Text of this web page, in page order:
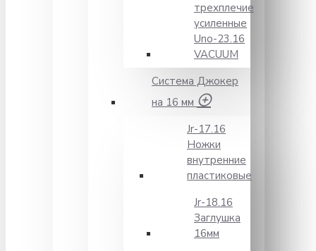
трехплечие
усиленные
Unо-23.16
VACUUM
Система Джокер
на 16 мм
Jr-17.16
Ножки
внутренние
пластиковые
Jr-18.16
Заглушка
16мм